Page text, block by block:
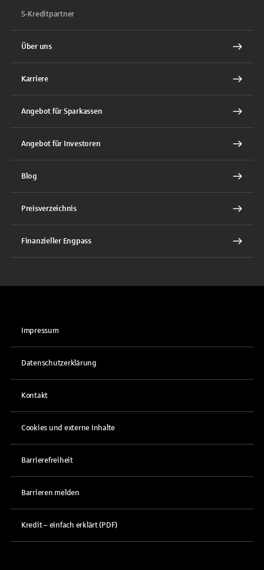
S-Kreditpartner
Über uns
Karriere
Angebot für Sparkassen
Angebot für Investoren
Blog
Preisverzeichnis
Finanzieller Engpass
Impressum
Datenschutzerklärung
Kontakt
Cookies und externe Inhalte
Barrierefreiheit
Barrieren melden
Kredit – einfach erklärt (PDF)